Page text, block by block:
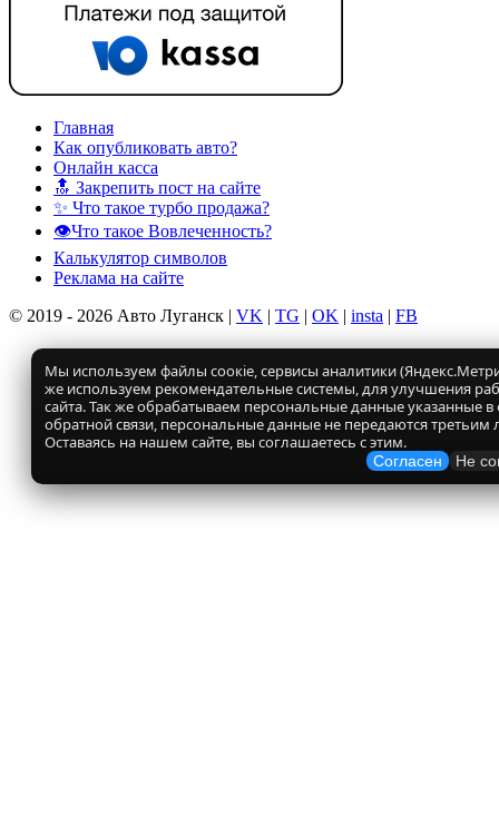
Главная
Как опубликовать авто?
Онлайн касса
🔝 Закрепить пост на сайте
✨ Что такое турбо продажа?
👁️Что такое Вовлеченность?
Калькулятор символов
Реклама на сайте
© 2019 - 2026 Авто Луганск | VK | TG | OK | insta | FB
Мы используем файлы соокіе, сервисы аналитики
же используем рекомендательные системы, для улучшения
сайта. Так же обрабатываем персональные данные указанные
обратной связи, персональные данные не передаются третьим
Оставаясь на нашем сайте, вы соглашаетесь с этим.
Согласен Не